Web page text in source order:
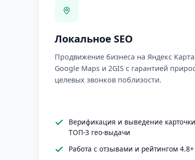
Локальное SEO
Продвижение бизнеса на Яндекс
Google Maps и 2GIS с гарантией
целевых звонков поблизости.
Верификация и выведение
ТОП-3 гео-выдачи
Работа с отзывами и рейтингом